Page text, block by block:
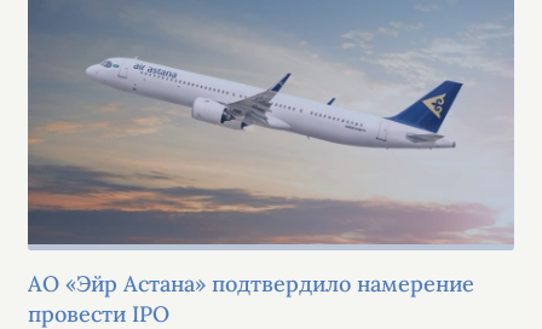
АО «Эйр Астана» подтвердило намерение
провести IPO